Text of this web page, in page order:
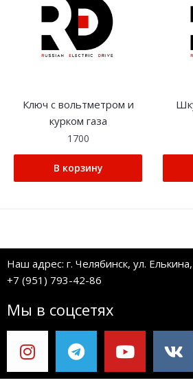
Ключ с вольтметром и
курком газа
1700
В корзину
Наш адрес: г. Челябинск, ул.
+7 (951) 793-42-86
Мы в соцсетях